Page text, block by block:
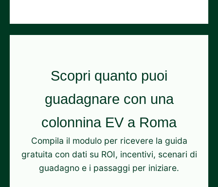
Scopri quanto puoi
guadagnare con una
colonnina EV a Roma
Compila il modulo per ricevere la guida
gratuita con dati su ROI, incentivi, scenari di
guadagno e i passaggi per iniziare.